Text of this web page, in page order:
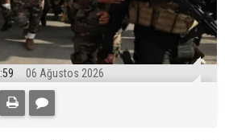
06 Ağustos 2026